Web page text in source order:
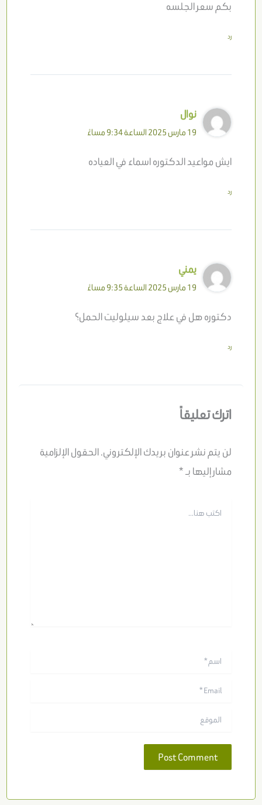
بكم سعر الجلسه
رد
نوال
19 مارس 2025 الساعة 9:34 مساءً
ايش مواعيد الدكتوره اسماء في العياده
رد
يمني
19 مارس 2025 الساعة 9:35 مساءً
دكتوره هل في علاج بعد سيلوليت الحمل؟
رد
اترك تعليقاً
لن يتم نشر عنوان بريدك الإلكتروني.الحقول الإلزامية
مشار إليها بـ*
هنا...